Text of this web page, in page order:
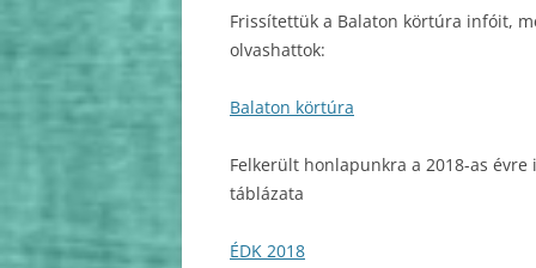
KDP
SZÉCHENYI ZSIGMOND
2016
2013
Frissítettük a Balaton körtúra infóit,
olvashattok:
Balaton körtúra
Felkerült honlapunkra a 2018-as
táblázata
ÉDK 2018